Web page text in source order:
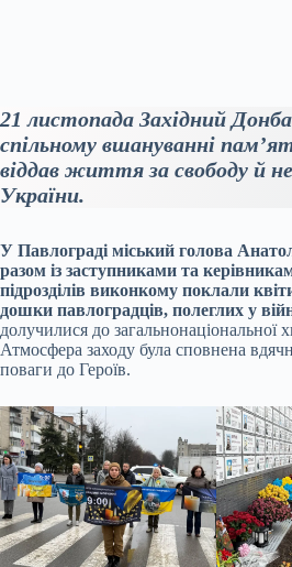
21 листопада Західний
спільному вшануванні
віддав життя за свободу й
України.
У Павлограді міський голова
разом із заступниками та
підрозділів виконкому поклали
дошки павлоградців, полеглих у
долучилися до загальнонаціональної
Атмосфера заходу була сповнена
поваги до Героїв.